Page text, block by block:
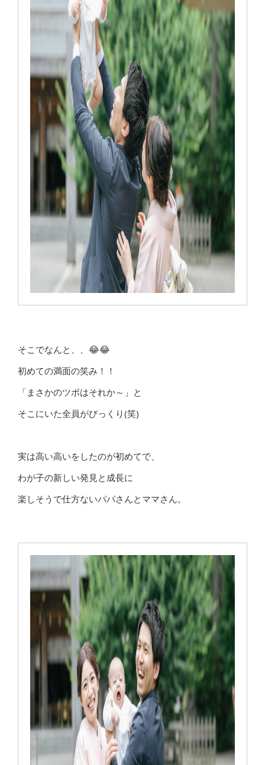
そこでなんと、、😂😂
初めての満面の笑み！！
「まさかのツボはそれか～」と
そこにいた全員がびっくり(笑)
実は高い高いをしたのが初めてで、
わが子の新しい発見と成長に
楽しそうで仕方ないパパさんとママさん。